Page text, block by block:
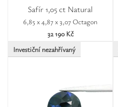
Safír 1,05 ct Natural
6,85 x 4,87 x 3,07 Octagon
32 190 Kč
Investiční nezahřívaný